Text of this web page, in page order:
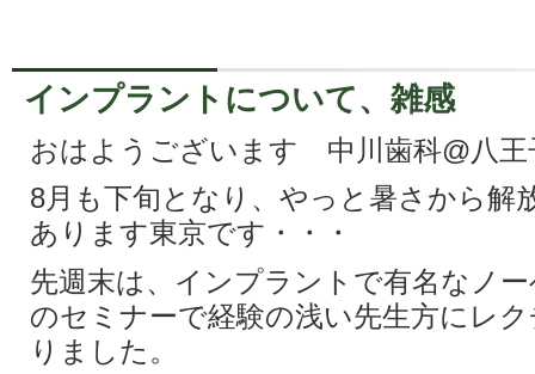
インプラントについて、雑感
おはようございます 中川歯科@八王
8月も下旬となり、やっと暑さから解
あります東京です・・・
先週末は、インプラントで有名なノ
のセミナーで経験の浅い先生方にレ
りました。